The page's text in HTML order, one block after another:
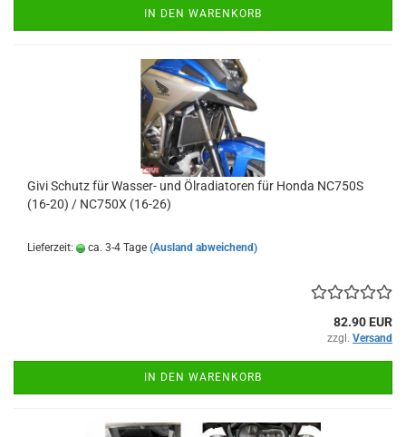
IN DEN WARENKORB
Givi Schutz für Wasser- und Ölradiatoren für Honda NC750S
(16-20) / NC750X (16-26)
Lieferzeit: ca. 3-4 Tage (Ausland abweichend)
82.90 EUR
zzgl. Versand
IN DEN WARENKORB